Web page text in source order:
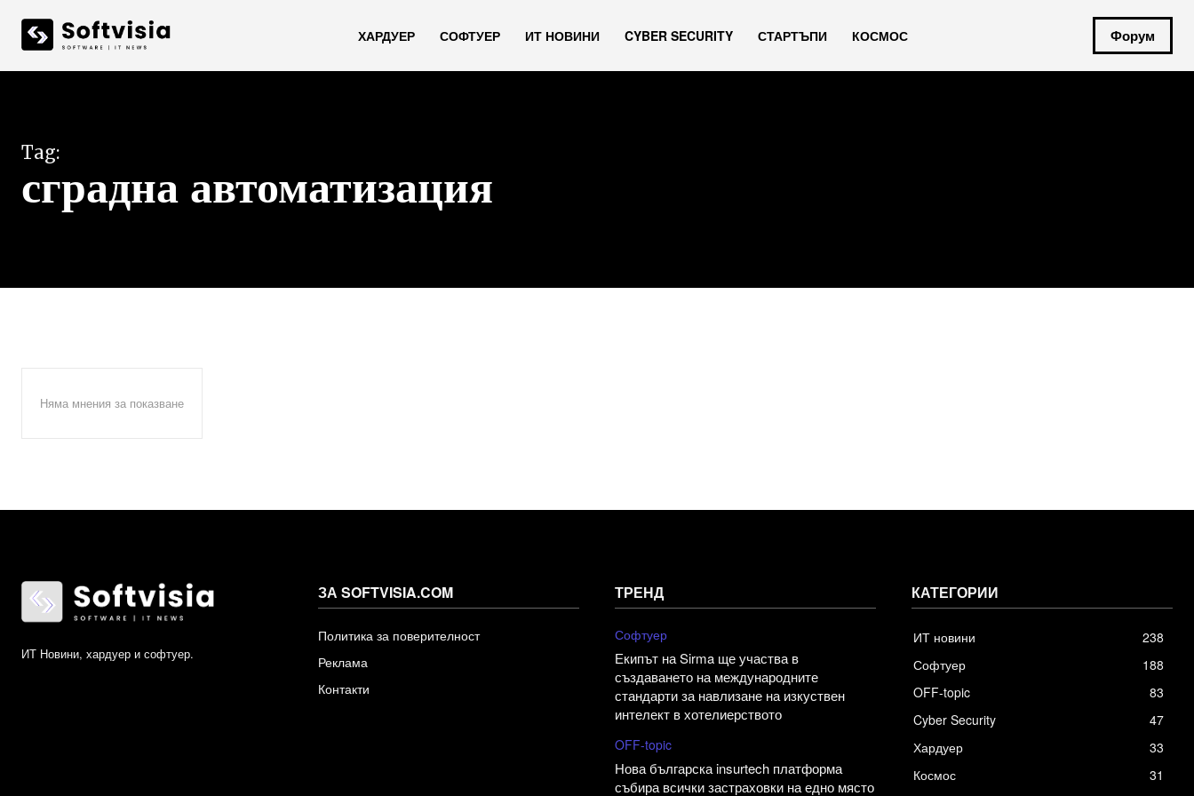
ХАРДУЕР СОФТУЕР ИТ НОВИНИ CYBER SECURITY СТАРТЪПИ КОСМОС Форум
Tag:
сградна автоматизация
Няма мнения за показване
ИТ Новини, хардуер и софтуер.
ЗА SOFTVISIA.COM
Политика за поверителност
Реклама
Контакти
ТРЕНД
Софтуер
Екипът на Sirma ще участва в
създаването на международните
стандарти за навлизане на изкуствен
интелект в хотелиерството
OFF-topic
Нова българска insurtech платформа
събира всички застраховки на едно място
КАТЕГОРИИ
ИТ новини
238
Софтуер
188
OFF-topic
83
Cyber Security
47
Хардуер
33
Космос
31